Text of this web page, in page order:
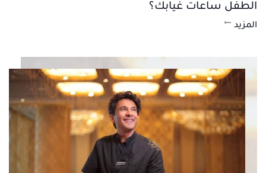
الطفل ساعات غيابك؟
المزيد